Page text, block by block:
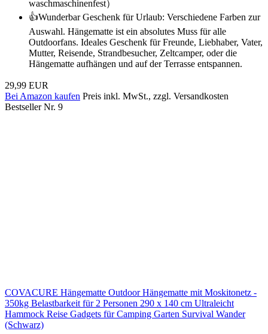
waschmaschinenfest）
👍Wunderbar Geschenk für Urlaub: Verschiedene Farben zur
Auswahl. Hängematte ist ein absolutes Muss für alle
Outdoorfans. Ideales Geschenk für Freunde, Liebhaber, Vater,
Mutter, Reisende, Strandbesucher, Zeltcamper, oder die
Hängematte aufhängen und auf der Terrasse entspannen.
29,99 EUR
Bei Amazon kaufen Preis inkl. MwSt., zzgl. Versandkosten
Bestseller Nr. 9
COVACURE Hängematte Outdoor Hängematte mit Moskitonetz -
350kg Belastbarkeit für 2 Personen 290 x 140 cm Ultraleicht
Hammock Reise Gadgets für Camping Garten Survival Wander
(Schwarz)